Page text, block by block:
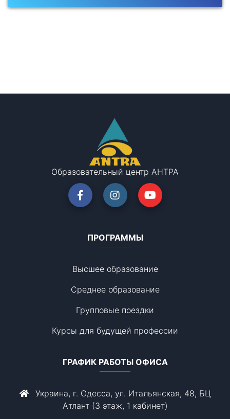
Образовательный центр АНТРА
ПРОГРАММЫ
Высшее образование
Среднее образование
Групповые поездки
Курсы для будущей профессии
ГРАФИК РАБОТЫ ОФИСА
Украина, г. Одесса, ул. Итальянская, 48, БЦ
Атлант (3 этаж, 1 кабинет)